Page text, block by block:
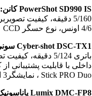
PowerShot SD990 IS کانن:
4/6 اونس، نوع حسگر CCD
Cyber-shot DSC-TX1 سونی:
Stick PRO Duo ، نمایشگر3 اینچ، وزن 5 اونس، نوع حسگر CMOS
Lumix DMC-FP8 پاناسونیک: